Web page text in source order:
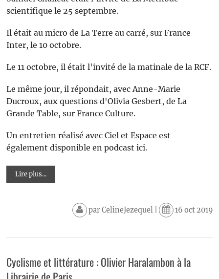
scientifique le 25 septembre.
Il était au micro de La Terre au carré, sur France
Inter, le 10 octobre.
Le 11 octobre, il était l'invité de la matinale de la RCF.
Le même jour, il répondait, avec Anne-Marie
Ducroux, aux questions d'Olivia Gesbert, de La
Grande Table, sur France Culture.
Un entretien réalisé avec Ciel et Espace est
également disponible en podcast ici.
Lire plus...
parCelineJezequel| 16 oct 2019
Cyclisme et littérature : Olivier Haralambon à la